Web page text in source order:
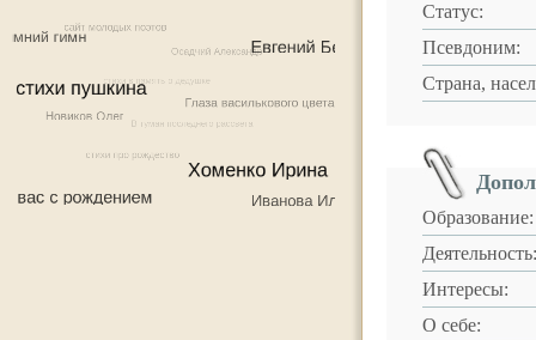
Статус:
Псевдоним:
Страна,
Образование:
Деятельность:
Интересы:
О себе: